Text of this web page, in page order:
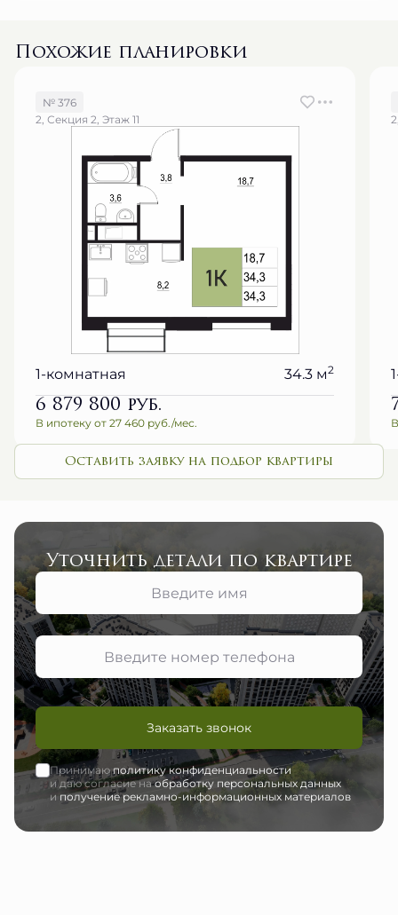
6 879 800
В ипотеку от 27 460 руб./мес.
Оставить заявку на подбор квартиры
Заказать звонок
и даю согласие наобработку персональных данных
иполучение рекламно-информационных материалов